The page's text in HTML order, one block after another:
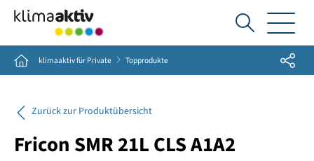
Ich
suche...
Home klimaaktiv für Private Topprodukte Share
Zurück zur Produktübersicht
Fricon SMR 21L CLS A1A2